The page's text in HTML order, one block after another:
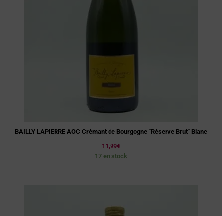
BAILLY LAPIERRE AOC Crémant de Bourgogne "Réserve Brut" Blanc
11,99€
17 en stock